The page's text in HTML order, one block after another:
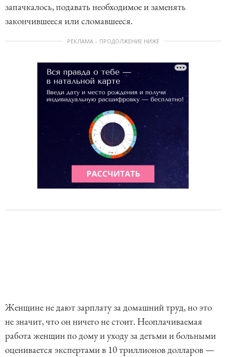
запачкалось, подавать необходимое и заменять
закончившееся или сломавшееся.
РЕКЛАМА – ПРОДОЛЖЕНИЕ НИЖЕ
Женщине не дают зарплату за домашний труд, но это
не значит, что он ничего не стоит. Неоплачиваемая
работа женщин по дому и уходу за детьми и больными
оценивается экспертами в 10 триллионов долларов —